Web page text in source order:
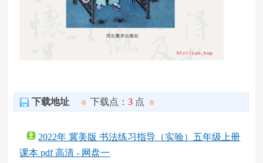
下载地址 下载点：3 点
2022年 冀美版 书法练习指导（实验）五年级上册
课本 pdf 高清 - 网盘一